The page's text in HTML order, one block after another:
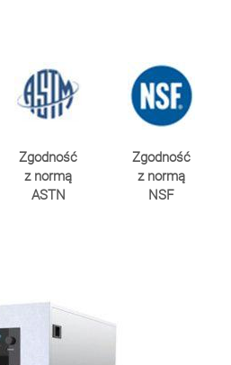
Zgodność
z normą
ASTN
Zgodność
z normą
NSF